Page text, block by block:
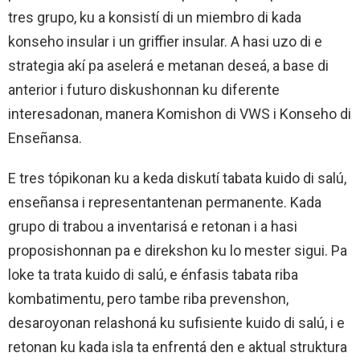
tres grupo, ku a konsistí di un miembro di kada
konseho insular i un griffier insular. A hasi uzo di e
strategia akí pa aselerá e metanan deseá, a base di
anterior i futuro diskushonnan ku diferente
interesadonan, manera Komishon di VWS i Konseho di
Enseñansa.
E tres tópikonan ku a keda diskutí tabata kuido di salú,
enseñansa i representantenan permanente. Kada
grupo di trabou a inventarisá e retonan i a hasi
proposishonnan pa e direkshon ku lo mester sigui. Pa
loke ta trata kuido di salú, e énfasis tabata riba
kombatimentu, pero tambe riba prevenshon,
desaroyonan relashoná ku sufisiente kuido di salú, i e
retonan ku kada isla ta enfrentá den e aktual struktura